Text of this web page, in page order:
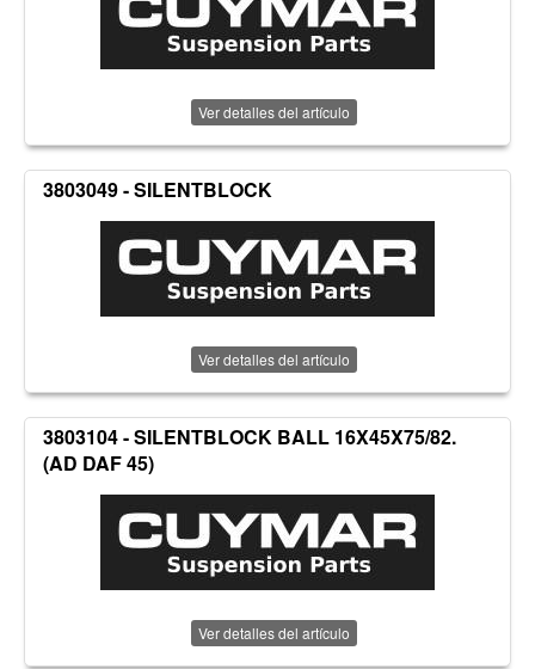
Ver detalles del artículo
3803049 - SILENTBLOCK
Ver detalles del artículo
3803104 - SILENTBLOCK BALL 16X45X75/82.
(AD DAF 45)
Ver detalles del artículo